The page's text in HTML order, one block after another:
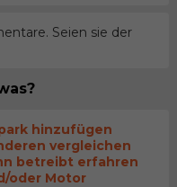
Seien sie der
hinzufügen
vergleichen
betreibt erfahren
oder Motor